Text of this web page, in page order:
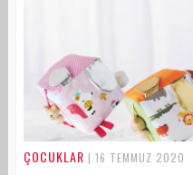
ÇOCUKLAR | 16 TEMMUZ 2020